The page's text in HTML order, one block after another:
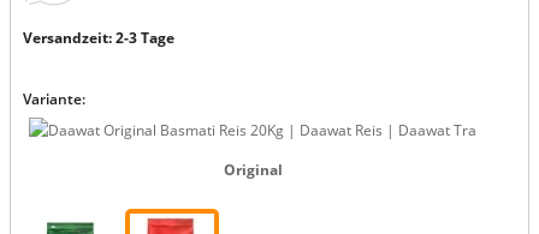
Versandzeit: 2-3 Tage
Variante:
Original